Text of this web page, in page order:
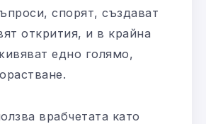
спорят, създават
открития, и в крайна
едно голямо,
врабчетата като